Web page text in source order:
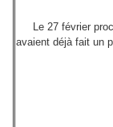
Le 27 février
avaient déjà fait un